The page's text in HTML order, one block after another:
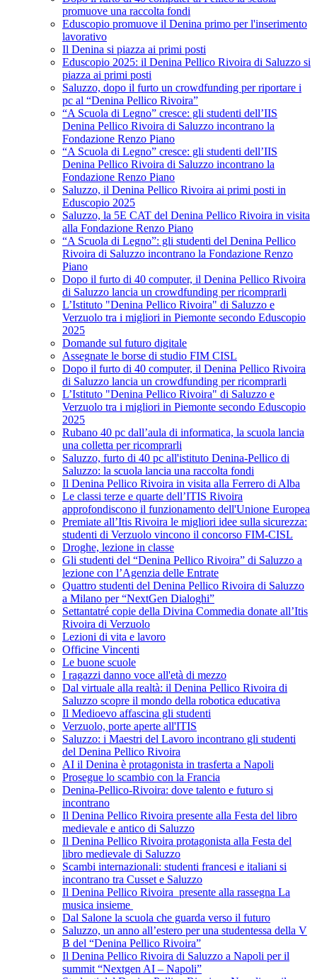
promuove una raccolta fondi
Eduscopio promuove il Denina primo per l'inserimento
lavorativo
Il Denina si piazza ai primi posti
Eduscopio 2025: il Denina Pellico Rivoira di Saluzzo si
piazza ai primi posti
Saluzzo, dopo il furto un crowdfunding per riportare i
pc al “Denina Pellico Rivoira”
“A Scuola di Legno” cresce: gli studenti dell’IIS
Denina Pellico Rivoira di Saluzzo incontrano la
Fondazione Renzo Piano
“A Scuola di Legno” cresce: gli studenti dell’IIS
Denina Pellico Rivoira di Saluzzo incontrano la
Fondazione Renzo Piano
Saluzzo, il Denina Pellico Rivoira ai primi posti in
Eduscopio 2025
Saluzzo, la 5E CAT del Denina Pellico Rivoira in visita
alla Fondazione Renzo Piano
“A Scuola di Legno”: gli studenti del Denina Pellico
Rivoira di Saluzzo incontrano la Fondazione Renzo
Piano
Dopo il furto di 40 computer, il Denina Pellico Rivoira
di Saluzzo lancia un crowdfunding per ricomprarli
L’Istituto "Denina Pellico Rivoira" di Saluzzo e
Verzuolo tra i migliori in Piemonte secondo Eduscopio
2025
Domande sul futuro digitale
Assegnate le borse di studio FIM CISL
Dopo il furto di 40 computer, il Denina Pellico Rivoira
di Saluzzo lancia un crowdfunding per ricomprarli
L’Istituto "Denina Pellico Rivoira" di Saluzzo e
Verzuolo tra i migliori in Piemonte secondo Eduscopio
2025
Rubano 40 pc dall’aula di informatica, la scuola lancia
una colletta per ricomprarli
Saluzzo, furto di 40 pc all'istituto Denina-Pellico di
Saluzzo: la scuola lancia una raccolta fondi
Il Denina Pellico Rivoira in visita alla Ferrero di Alba
Le classi terze e quarte dell’ITIS Rivoira
approfondiscono il funzionamento dell'Unione Europea
Premiate all’Itis Rivoira le migliori idee sulla sicurezza:
studenti di Verzuolo vincono il concorso FIM-CISL
Droghe, lezione in classe
Gli studenti del “Denina Pellico Rivoira” di Saluzzo a
lezione con l’Agenzia delle Entrate
Quattro studenti del Denina Pellico Rivoira di Saluzzo
a Milano per “NextGen Dialoghi”
Settantatré copie della Divina Commedia donate all’Itis
Rivoira di Verzuolo
Lezioni di vita e lavoro
Officine Vincenti
Le buone scuole
I ragazzi danno voce all'età di mezzo
Dal virtuale alla realtà: il Denina Pellico Rivoira di
Saluzzo scopre il mondo della robotica educativa
Il Medioevo affascina gli studenti
Verzuolo, porte aperte all'ITIS
Saluzzo: i Maestri del Lavoro incontrano gli studenti
del Denina Pellico Rivoira
AI il Denina è protagonista in trasferta a Napoli
Prosegue lo scambio con la Francia
Denina-Pellico-Rivoira: dove talento e futuro si
incontrano
Il Denina Pellico Rivoira presente alla Festa del libro
medievale e antico di Saluzzo
Il Denina Pellico Rivoira protagonista alla Festa del
libro medievale di Saluzzo
Scambi internazionali: studenti francesi e italiani si
incontrano tra Cusset e Saluzzo
Il Denina Pellico Rivoira presente alla rassegna La
musica insieme
Dal Salone la scuola che guarda verso il futuro
Saluzzo, un anno all’estero per una studentessa della V
B del “Denina Pellico Rivoira”
Il Denina Pellico Rivoira di Saluzzo a Napoli per il
summit “Nextgen AI – Napoli”